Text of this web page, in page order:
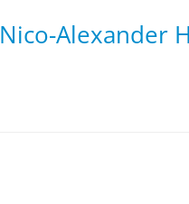
Nico-Alexander